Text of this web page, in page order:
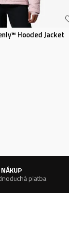
Hooded Jacket
platba